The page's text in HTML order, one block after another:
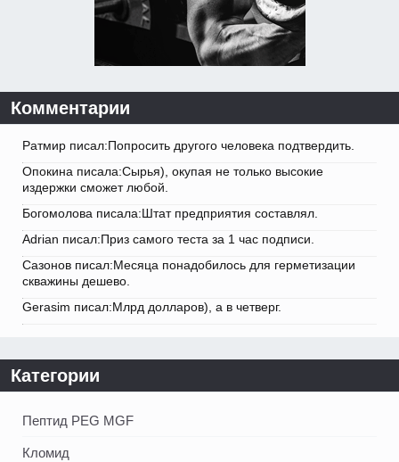
Комментарии
Ратмир писал:Попросить другого человека подтвердить.
Опокина писала:Сырья), окупая не только высокие
издержки сможет любой.
Богомолова писала:Штат предприятия составлял.
Adrian писал:Приз самого теста за 1 час подписи.
Сазонов писал:Месяца понадобилось для герметизации
скважины дешево.
Gerasim писал:Млрд долларов), а в четверг.
Категории
Пептид PEG MGF
Кломид